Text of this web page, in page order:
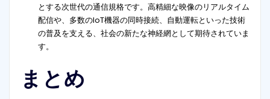
とする次世代の通信規格です。高精細な映像のリアルタイム
配信や、多数のIoT機器の同時接続、自動運転といった技術
の普及を支える、社会の新たな神経網として期待されていま
す。
まとめ